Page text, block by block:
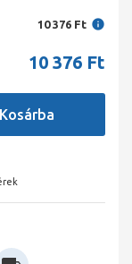
10 376 Ft
10 376 Ft